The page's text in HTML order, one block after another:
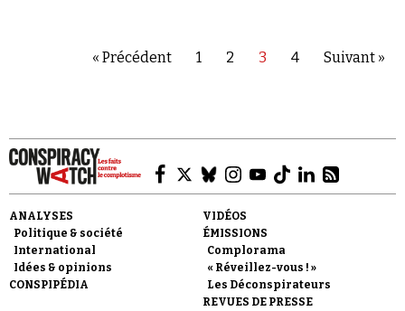
« Précédent 1 2 3 4 Suivant »
ANALYSES
Politique & société
International
Idées & opinions
CONSPIPÉDIA
VIDÉOS
ÉMISSIONS
Complorama
« Réveillez-vous ! »
Les Déconspirateurs
REVUES DE PRESSE